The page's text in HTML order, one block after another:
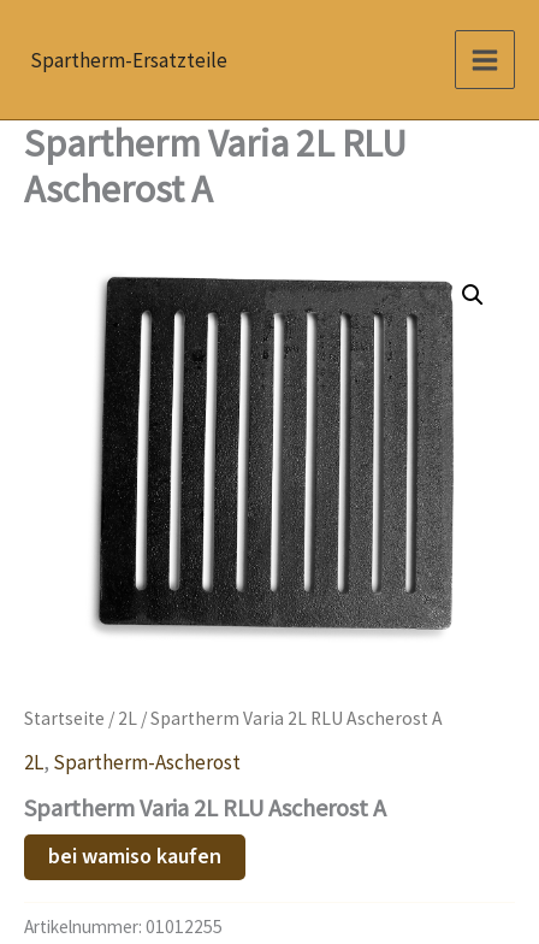
InhaltSpartherm-Ersatzteile
Spartherm Varia 2L RLU
Ascherost A
Startseite / 2L / Spartherm Varia 2L RLU Ascherost A
2L, Spartherm-Ascherost
Spartherm Varia 2L RLU Ascherost A
bei wamiso kaufen
Artikelnummer: 01012255